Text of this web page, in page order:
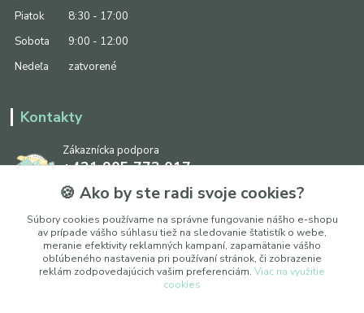
Piatok
8:30 - 17:00
Sobota
9:00 - 12:00
Nedeľa
zatvorené
Kontakty
Zákaznícka podpora
+421 905 773 017
(Po-Pia, 8:30 - 17:00, So: 9:00 - 12:00)
info@ipapier.sk
🍪 Ako by ste radi svoje cookies?
Súbory cookies používame na správne fungovanie nášho e-shopu
av prípade vášho súhlasu tiež na sledovanie štatistík o webe,
meranie efektivity reklamných kampaní, zapamätanie vášho
obľúbeného nastavenia pri používaní stránok, či zobrazenie
reklám zodpovedajúcich vašim preferenciám. Viac na využitie
cookies